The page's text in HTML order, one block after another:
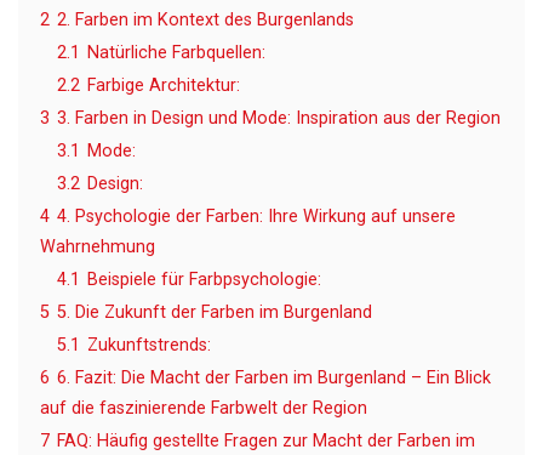
2 2. Farben im Kontext des Burgenlands
2.1
Natürliche Farbquellen:
2.2 Farbige Architektur:
3 3. Farben in Design und Mode: Inspiration aus der Region
3.1
Mode:
3.2 Design:
4 4. Psychologie der Farben: Ihre Wirkung auf unsere
Wahrnehmung
4.1
Beispiele für Farbpsychologie:
5 5. Die Zukunft der Farben im Burgenland
5.1 Zukunftstrends:
6 6. Fazit: Die Macht der Farben im Burgenland – Ein Blick
auf die faszinierende Farbwelt der Region
7 FAQ: Häufig gestellte Fragen zur Macht der Farben im